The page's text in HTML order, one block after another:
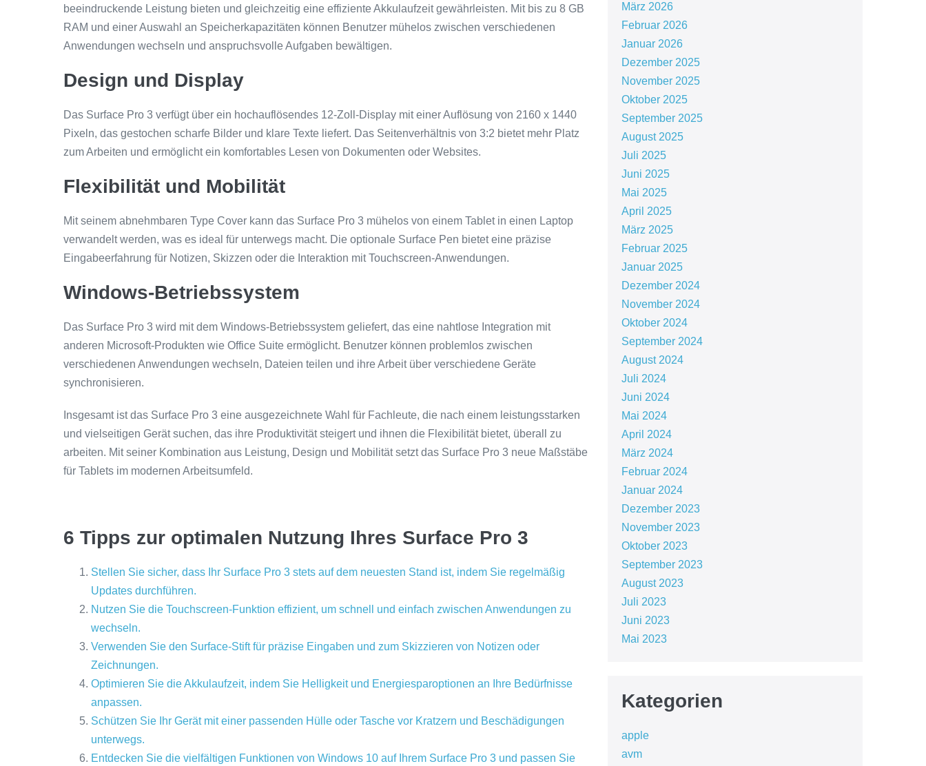
beeindruckende Leistung bieten und gleichzeitig eine effiziente Akkulaufzeit gewährleisten. Mit bis zu 8 GB
RAM und einer Auswahl an Speicherkapazitäten können Benutzer mühelos zwischen verschiedenen
Anwendungen wechseln und anspruchsvolle Aufgaben bewältigen.
Design und Display
Das Surface Pro 3 verfügt über ein hochauflösendes 12-Zoll-Display mit einer Auflösung von 2160 x 1440
Pixeln, das gestochen scharfe Bilder und klare Texte liefert. Das Seitenverhältnis von 3:2 bietet mehr Platz
zum Arbeiten und ermöglicht ein komfortables Lesen von Dokumenten oder Websites.
Flexibilität und Mobilität
Mit seinem abnehmbaren Type Cover kann das Surface Pro 3 mühelos von einem Tablet in einen Laptop
verwandelt werden, was es ideal für unterwegs macht. Die optionale Surface Pen bietet eine präzise
Eingabeerfahrung für Notizen, Skizzen oder die Interaktion mit Touchscreen-Anwendungen.
Windows-Betriebssystem
Das Surface Pro 3 wird mit dem Windows-Betriebssystem geliefert, das eine nahtlose Integration mit
anderen Microsoft-Produkten wie Office Suite ermöglicht. Benutzer können problemlos zwischen
verschiedenen Anwendungen wechseln, Dateien teilen und ihre Arbeit über verschiedene Geräte
synchronisieren.
Insgesamt ist das Surface Pro 3 eine ausgezeichnete Wahl für Fachleute, die nach einem leistungsstarken
und vielseitigen Gerät suchen, das ihre Produktivität steigert und ihnen die Flexibilität bietet, überall zu
arbeiten. Mit seiner Kombination aus Leistung, Design und Mobilität setzt das Surface Pro 3 neue Maßstäbe
für Tablets im modernen Arbeitsumfeld.
6 Tipps zur optimalen Nutzung Ihres Surface Pro 3
Stellen Sie sicher, dass Ihr Surface Pro 3 stets auf dem neuesten Stand ist, indem Sie regelmäßig
Updates durchführen.
Nutzen Sie die Touchscreen-Funktion effizient, um schnell und einfach zwischen Anwendungen zu
wechseln.
Verwenden Sie den Surface-Stift für präzise Eingaben und zum Skizzieren von Notizen oder
Zeichnungen.
Optimieren Sie die Akkulaufzeit, indem Sie Helligkeit und Energiesparoptionen an Ihre Bedürfnisse
anpassen.
Schützen Sie Ihr Gerät mit einer passenden Hülle oder Tasche vor Kratzern und Beschädigungen
unterwegs.
Entdecken Sie die vielfältigen Funktionen von Windows 10 auf Ihrem Surface Pro 3 und passen Sie
März 2026
Februar 2026
Januar 2026
Dezember 2025
November 2025
Oktober 2025
September 2025
August 2025
Juli 2025
Juni 2025
Mai 2025
April 2025
März 2025
Februar 2025
Januar 2025
Dezember 2024
November 2024
Oktober 2024
September 2024
August 2024
Juli 2024
Juni 2024
Mai 2024
April 2024
März 2024
Februar 2024
Januar 2024
Dezember 2023
November 2023
Oktober 2023
September 2023
August 2023
Juli 2023
Juni 2023
Mai 2023
Kategorien
apple
avm